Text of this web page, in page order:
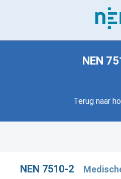
NEN
Terug naar
NEN 7510-2 Medische informatica -